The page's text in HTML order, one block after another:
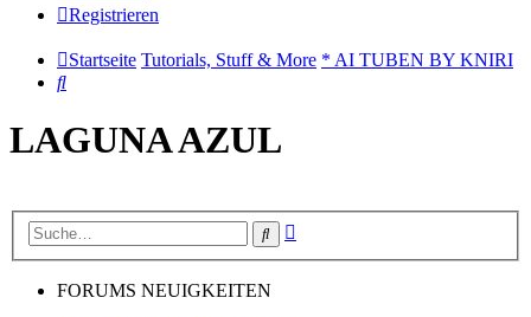
Registrieren
Startseite Tutorials, Stuff & More * AI TUBEN BY KNIRI
Suche
LAGUNA AZUL
Suche
FORUMS NEUIGKEITEN